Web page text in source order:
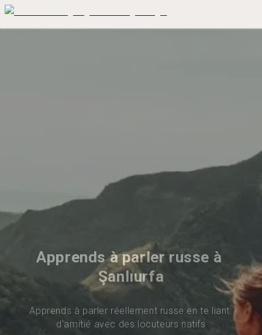
Apprends à parler russe à
Şanlıurfa
Apprends à parler réellement russe en te liant
d'amitié avec des locuteurs natifs